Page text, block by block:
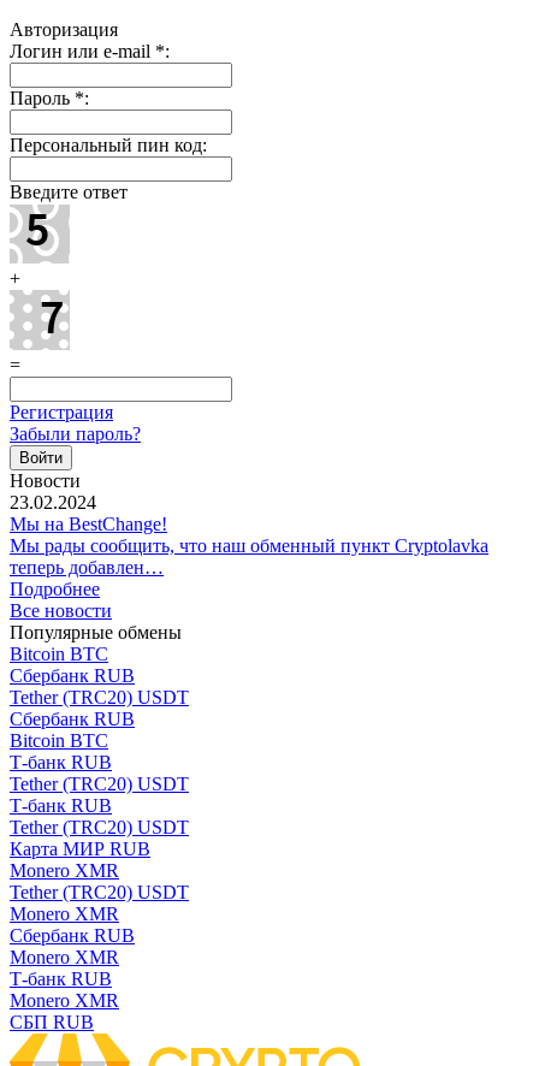
Авторизация
Логин или e-mail *:
Пароль *:
Персональный пин код:
Введите ответ
+
=
Регистрация
Забыли пароль?
Новости
23.02.2024
Мы на BestChange!
Мы рады сообщить, что наш обменный пункт Cryptolavka
теперь добавлен…
Подробнее
Все новости
Популярные обмены
Bitcoin BTC
Сбербанк RUB
Tether (TRC20) USDT
Сбербанк RUB
Bitcoin BTC
Т-банк RUB
Tether (TRC20) USDT
Т-банк RUB
Tether (TRC20) USDT
Карта МИР RUB
Monero XMR
Tether (TRC20) USDT
Monero XMR
Сбербанк RUB
Monero XMR
Т-банк RUB
Monero XMR
СБП RUB